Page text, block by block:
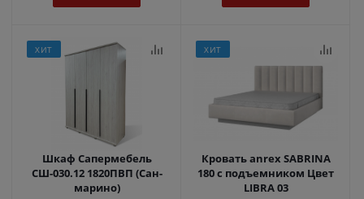
ХИТ
Шкаф Сапермебель
СШ-030.12 1820ПВП (Сан-
марино)
ХИТ
Кровать anrex SABRINA
180 с подъемником Цвет
LIBRA 03